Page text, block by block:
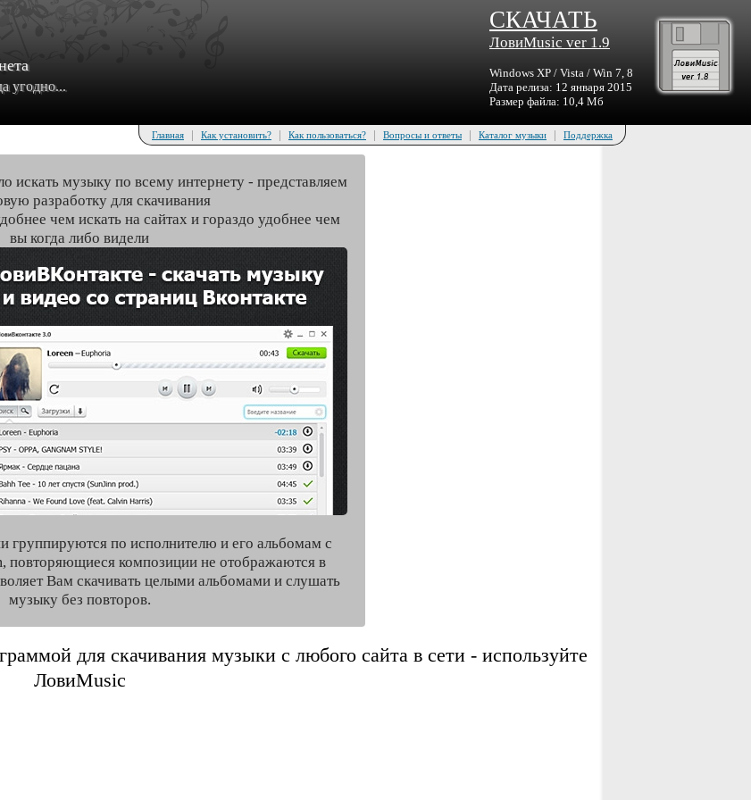
угодно...
СКАЧАТЬ
ЛовиMusic ver 1.9
Windows XP / Vista / Win 7, 8
Дата релиза: 12 января 2015
Размер файла: 10,4 Мб
Главная | Как установить? | Как пользоваться? | Вопросы и ответы | Каталог музыки | Поддержка
искать музыку по всему интернету - представляем
разработку для скачивания
чем искать на сайтах и гораздо удобнее чем
вы когда либо видели
группируются по исполнителю и его альбомам с
повторяющиеся композиции не отображаются в
Вам скачивать целыми альбомами и слушать
музыку без повторов.
для скачивания музыки с любого сайта в сети - используйте
ЛовиMusic